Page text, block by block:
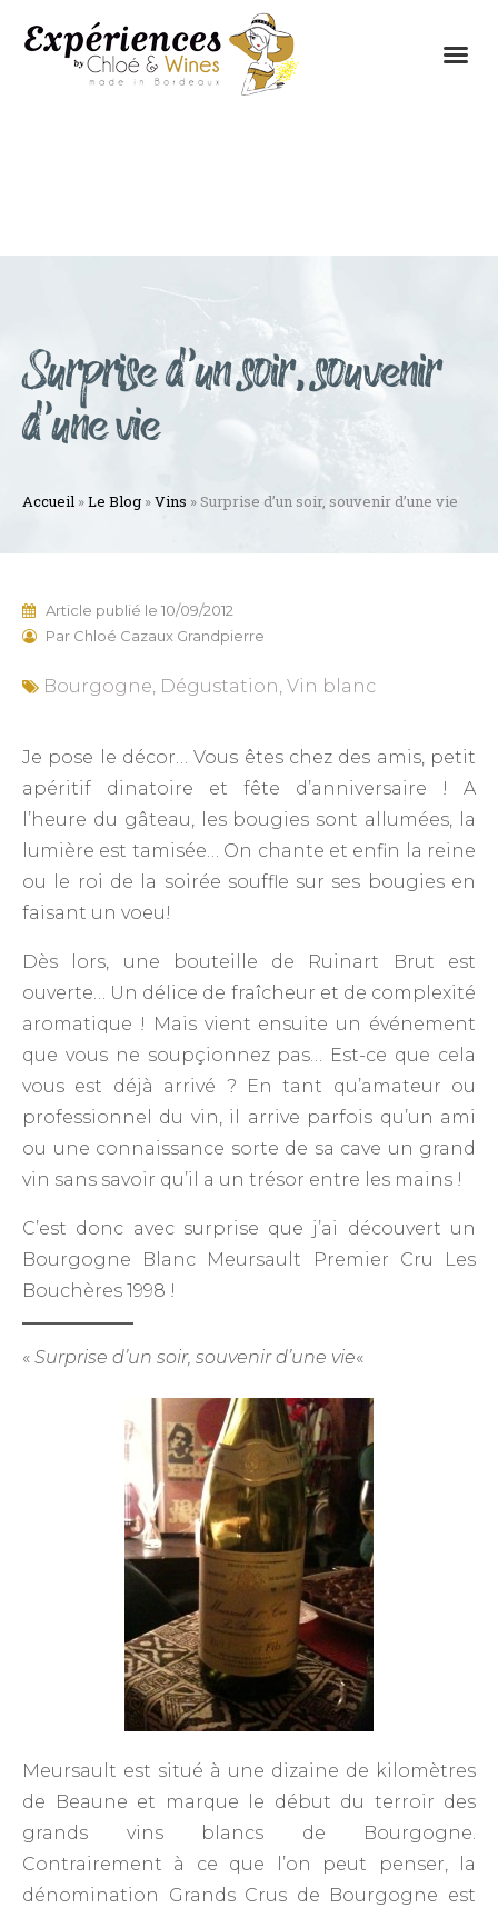
Surprise d’un soir, souvenir
d’une vie
Accueil »Le Blog »Vins » Surprise d’un soir, souvenir d’une vie
Article publié le10/09/2012
Par Chloé Cazaux Grandpierre
Bourgogne, Dégustation, Vin blanc
Je pose le décor… Vous êtes chez des amis, petit
apéritif dinatoire et fête d’anniversaire ! A
l’heure du gâteau, les bougies sont allumées, la
lumière est tamisée… On chante et enfin la reine
ou le roi de la soirée souffle sur ses bougies en
faisant un voeu!
Dès lors, une bouteille de Ruinart Brut est
ouverte… Un délice de fraîcheur et de complexité
aromatique ! Mais vient ensuite un événement
que vous ne soupçionnez pas… Est-ce que cela
vous est déjà arrivé ? En tant qu’amateur ou
professionnel du vin, il arrive parfois qu’un ami
ou une connaissance sorte de sa cave un grand
vin sans savoir qu’il a un trésor entre les mains !
C’est donc avec surprise que j’ai découvert un
Bourgogne Blanc Meursault Premier Cru Les
Bouchères 1998 !
« Surprise d’un soir, souvenir d’une vie«
Meursault est situé à une dizaine de kilomètres
de Beaune et marque le début du terroir des
grands vins blancs de Bourgogne.
Contrairement à ce que l’on peut penser, la
dénomination Grands Crus de Bourgogne est